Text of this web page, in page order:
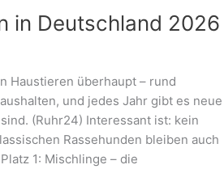
in Deutschland 2026
Haustieren überhaupt – rund
und jedes Jahr gibt es neue
(Ruhr24) Interessant ist: kein
Rassehunden bleiben auch
1: Mischlinge – die